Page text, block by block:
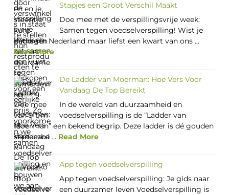
Stapjes een Groot Verschil Maakt
Doe mee met de verspillingsvrije week:
Samen tegen voedselverspilling! Wist je
dat we in Nederland maar liefst een kwart van ons ...
Read More
De Ladder van Moerman: Hoe Vers Voor
Vandaag De Top Bereikt
In de wereld van duurzaamheid en
voedselverspilling is de “Ladder van
Moerman” een bekend begrip. Deze ladder is dé gouden
standaard ... Read More
App tegen voedselverspilling
App tegen voedselverspilling: Je gids naar
een duurzamer leven Voedselverspilling is